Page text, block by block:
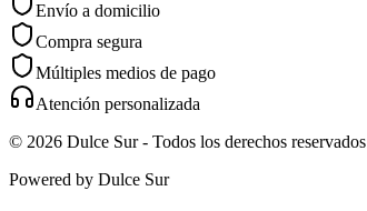
Envío a domicilio
Compra segura
Múltiples medios de pago
Atención personalizada
© 2026 Dulce Sur- Todos los derechos reservados
Powered by Dulce Sur